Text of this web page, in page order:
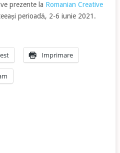
prezente la Romanian Creative
perioadă, 2-6 iunie 2021.
Imprimare